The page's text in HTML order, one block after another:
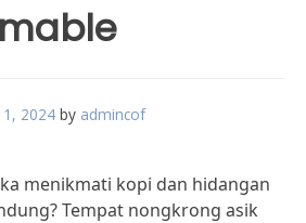
2024 by admincof
menikmati kopi dan hidangan
Tempat nongkrong asik